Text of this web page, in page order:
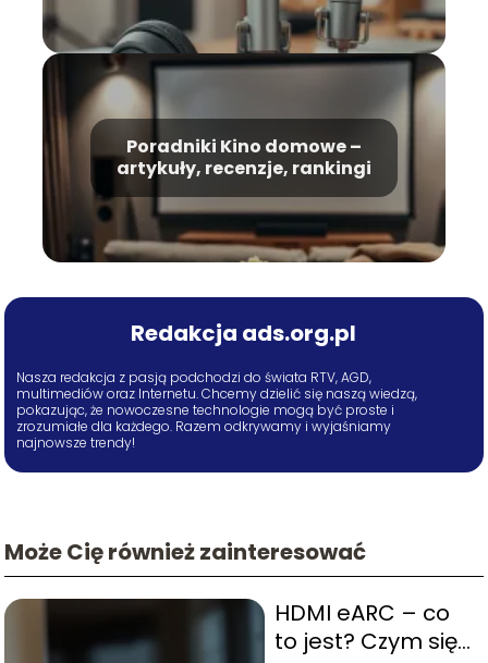
Poradniki Kino domowe –
artykuły, recenzje, rankingi
Redakcja ads.org.pl
Nasza redakcja z pasją podchodzi do świata RTV, AGD,
multimediów oraz Internetu. Chcemy dzielić się naszą wiedzą,
pokazując, że nowoczesne technologie mogą być proste i
zrozumiałe dla każdego. Razem odkrywamy i wyjaśniamy
najnowsze trendy!
Może Cię również zainteresować
HDMI eARC – co
to jest? Czym się